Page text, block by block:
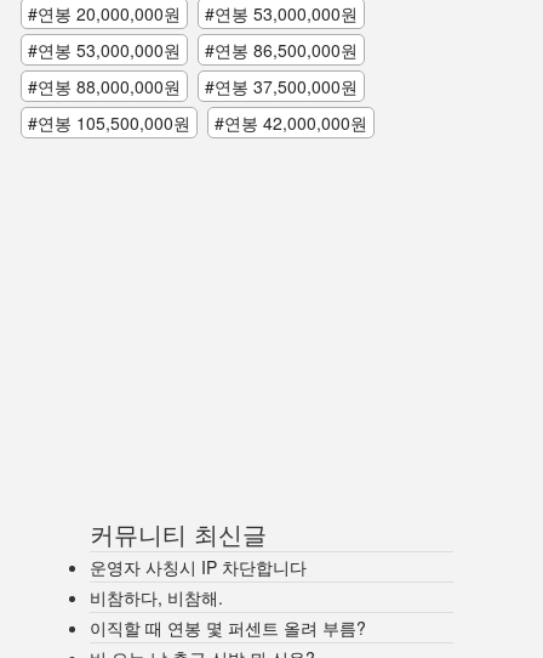
#연봉 20,000,000원
#연봉 53,000,000원
#연봉 53,000,000원
#연봉 86,500,000원
#연봉 88,000,000원
#연봉 37,500,000원
#연봉 105,500,000원
#연봉 42,000,000원
커뮤니티 최신글
운영자 사칭시 IP 차단합니다
비참하다, 비참해.
이직할 때 연봉 몇 퍼센트 올려 부름?